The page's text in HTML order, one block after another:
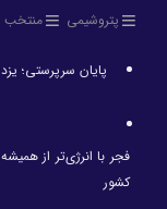
پتروشیمی منتخب
پایان سرپرستی؛
فجر با انرژی‌تر از
کشور